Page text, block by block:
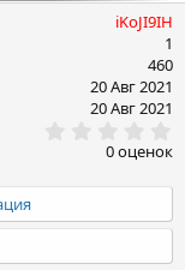
iKoJI9IH
1
460
20 Авг 2021
20 Авг 2021
.
0
0
в
ё
з
0 оценок